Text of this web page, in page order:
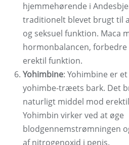
hjemmehørende i
traditionelt blevet brugt til
og seksuel funktion. Maca
hormonbalancen,
erektil funktion.
Yohimbine: Yohimbine er
yohimbe-træets bark. Det
naturligt middel mod
Yohimbin virker ved at øge
blodgennemstrømningen
af ​​nitrogenoxid i penis.